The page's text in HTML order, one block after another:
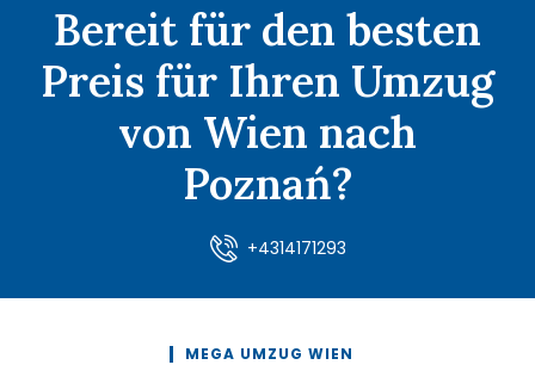
Bereit für den besten
Preis für Ihren Umzug
von Wien nach
Poznań?
+4314171293
MEGA UMZUG WIEN